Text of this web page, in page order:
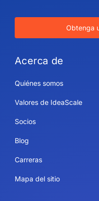
Obtenga
Acerca de
Quiénes somos
Valores de IdeaScale
Socios
Blog
Carreras
Mapa del sitio